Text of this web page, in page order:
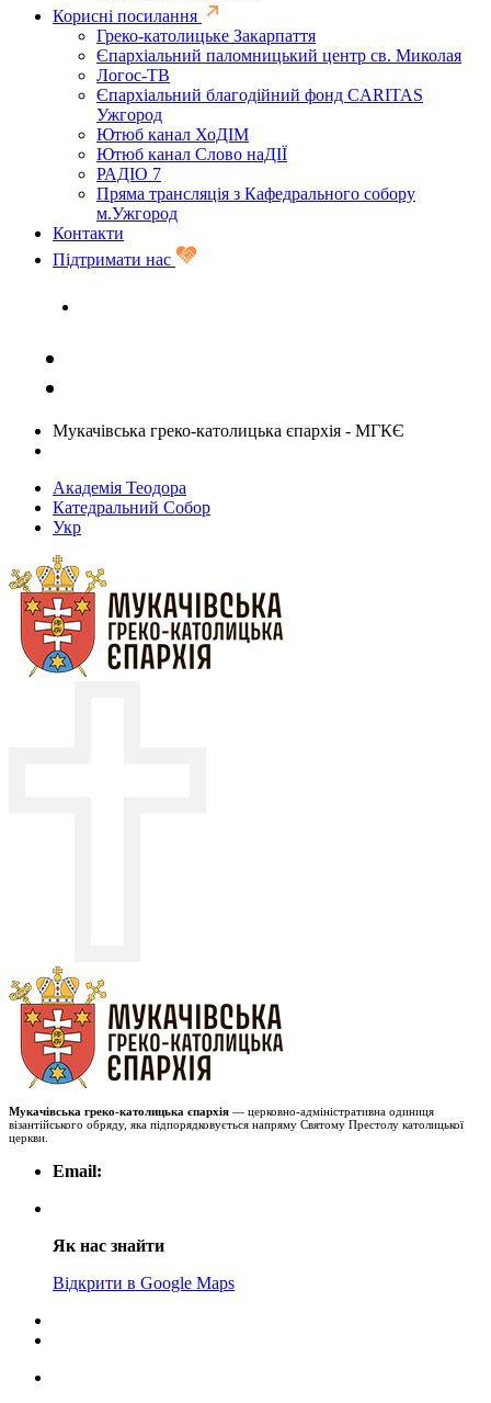
Корисні посилання
Греко-католицьке Закарпаття
Єпархіальний паломницький центр св. Миколая
Логос-ТВ
Єпархіальний благодійний фонд CARITAS
Ужгород
Ютюб канал ХоДІМ
Ютюб канал Слово наДІЇ
РАДІО 7
Пряма трансляція з Кафедрального собору
м.Ужгород
Контакти
Підтримати нас
Мукачівська греко-католицька єпархія - МГКЄ
Академія Теодора
Катедральний Собор
Укр
Мукачівська греко-католицька єпархія — церковно-адміністративна одиниця
візантійського обряду, яка підпорядковується напряму Святому Престолу католицької
церкви.
Email:
Як нас знайти
Відкрити в Google Maps